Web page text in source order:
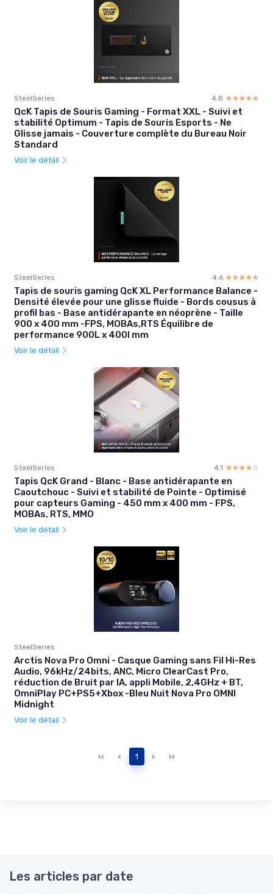
SteelSeries 4.8 ☆☆☆☆☆
★★★★★
QcK Tapis de Souris Gaming - Format XXL - Suivi et
stabilité Optimum - Tapis de Souris Esports - Ne
Glisse jamais - Couverture complète du Bureau Noir
Standard
Voir le détail
SteelSeries 4.6 ☆☆☆☆☆
★★★★★
Tapis de souris gaming QcK XL Performance Balance -
Densité élevée pour une glisse fluide - Bords cousus à
profil bas - Base antidérapante en néoprène - Taille
900 x 400 mm -FPS, MOBAs,RTS Équilibre de
performance 900L x 400l mm
Voir le détail
SteelSeries 4.1 ☆☆☆☆☆
★★★★★
Tapis QcK Grand - Blanc - Base antidérapante en
Caoutchouc - Suivi et stabilité de Pointe - Optimisé
pour capteurs Gaming - 450 mm x 400 mm - FPS,
MOBAs, RTS, MMO
Voir le détail
SteelSeries
Arctis Nova Pro Omni - Casque Gaming sans Fil Hi-Res
Audio, 96kHz/24bits, ANC, Micro ClearCast Pro,
réduction de Bruit par IA, appli Mobile, 2,4GHz + BT,
OmniPlay PC+PS5+Xbox -Bleu Nuit Nova Pro OMNI
Midnight
Voir le détail
‹‹ ‹ 1 › ››
Les articles par date